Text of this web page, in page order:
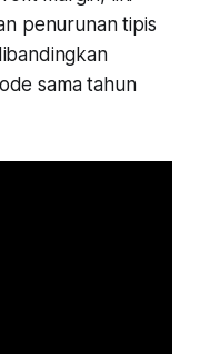
penurunan tipis
sama tahun